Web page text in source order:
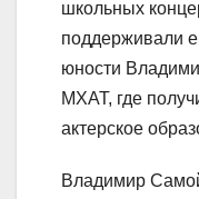
школьных
поддерживали
юности
МХАТ, где
актерское
Владимир